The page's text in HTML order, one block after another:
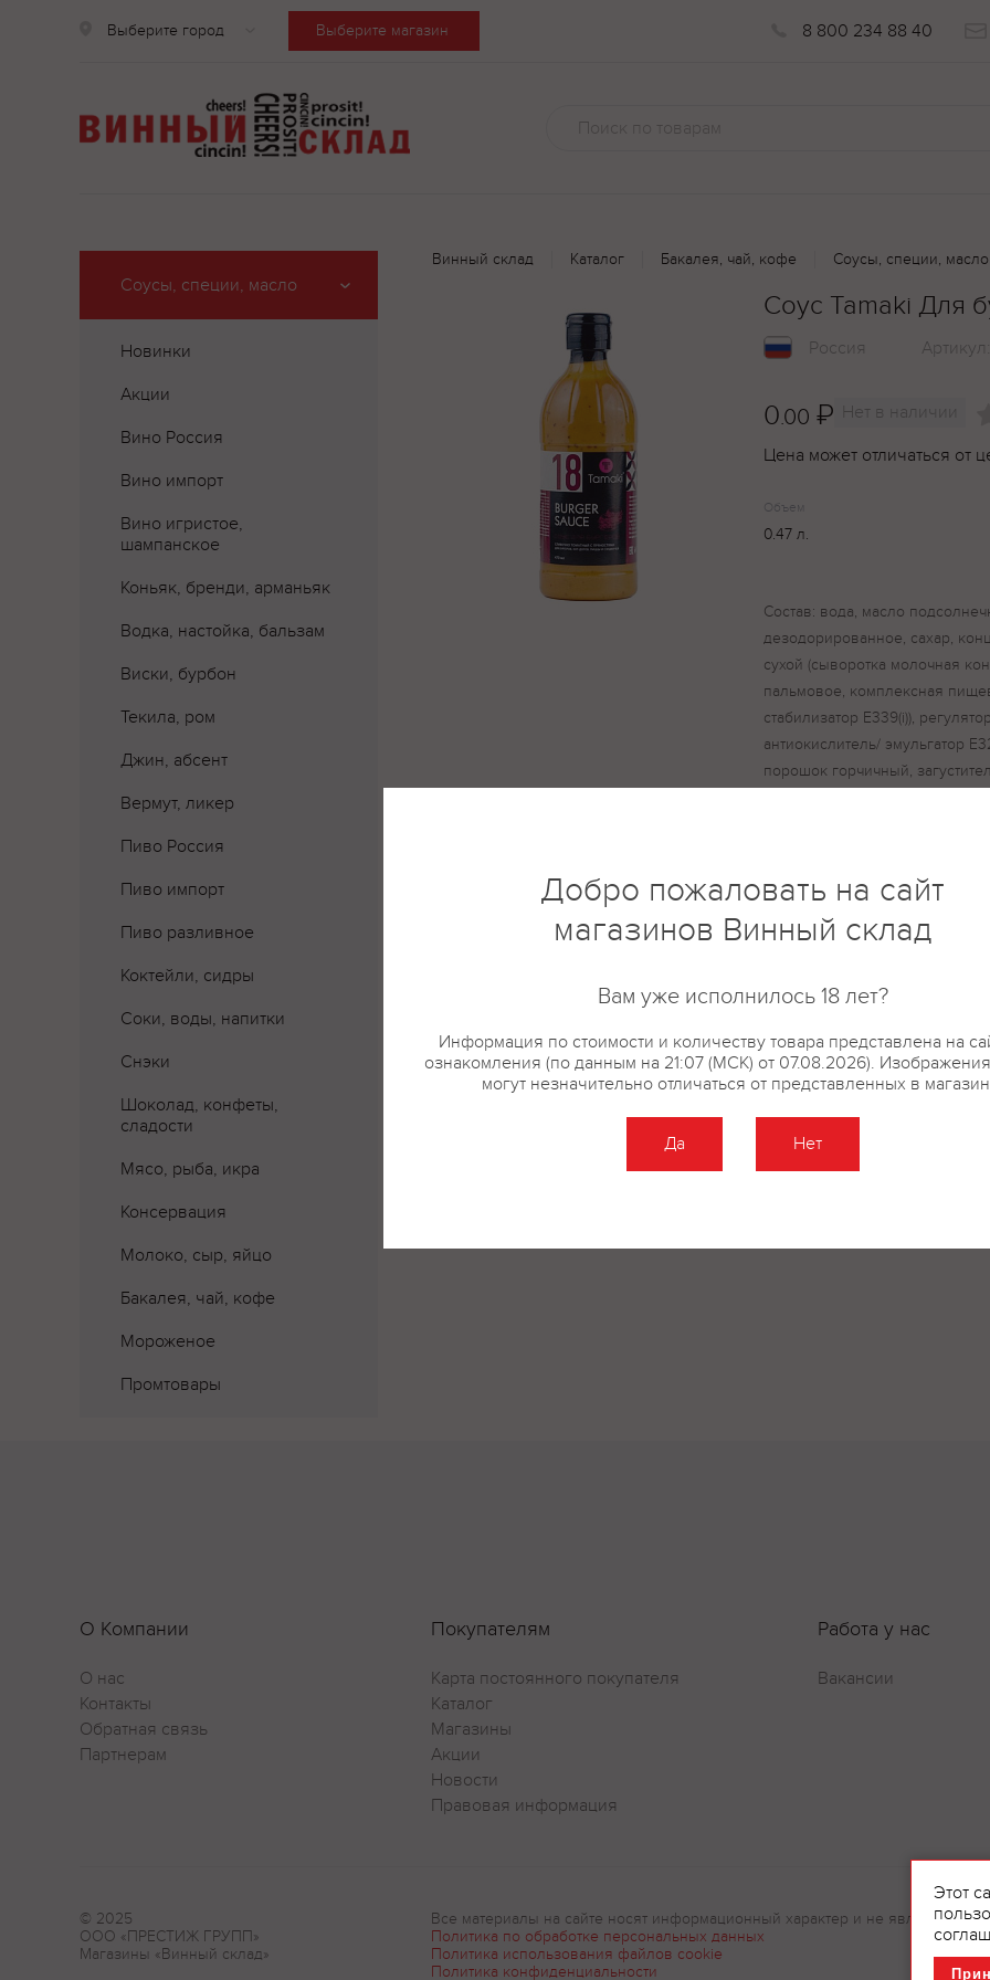
Выберите город Выберите магазин 8 800 234 88 40
Соусы, специи, масло
Новинки
Акции
Вино Россия
Вино импорт
Вино игристое,
шампанское
Коньяк, бренди, арманьяк
Водка, настойка, бальзам
Виски, бурбон
Текила, ром
Джин, абсент
Вермут, ликер
Пиво Россия
Пиво импорт
Пиво разливное
Коктейли, сидры
Соки, воды, напитки
Снэки
Шоколад, конфеты,
сладости
Мясо, рыба, икра
Консервация
Молоко, сыр, яйцо
Бакалея, чай, кофе
Мороженое
Промтовары
Винный склад Каталог Бакалея, чай, кофе Соусы, специи, масло
Соус Tamaki Для
Россия Артикул:
0.00 ₽ Нет в наличии
Цена может отличаться от
Объем
0.47 л.
Состав: вода, масло
дезодорированное, сахар,
сухой (сыворотка молочная
пальмовое, комплексная
стабилизатор Е339(i)),
антиокислитель/ эмульгатор
порошок горчичный,
камедь; паста томатная, семя
молотая, чеснок сушеный
молотый, куркума, орегано,
ферментированный, паприка
кислотности лимонная
краситель Е160a,
комплексная пищевая
полилизин, хлорид натрия),
Описание Отзывы
О Компании
О нас
Контакты
Обратная связь
Партнерам
Покупателям
Карта постоянного покупателя
Каталог
Магазины
Акции
Новости
Правовая информация
Работа у нас
Вакансии
© 2025
ООО «ПРЕСТИЖ ГРУПП»
Магазины «Винный склад»
Все материалы на сайте носят информационный характер и не являются
Политика по обработке персональных данных
Политика использования файлов cookie
Политика конфиденциальности
Этот
Добро пожаловать на сайт
магазинов Винный склад
Вам уже исполнилось 18 лет?
Информация по стоимости и количеству товара представлена на
ознакомления (по данным на 21:07 (МСК) от 07.08.2026).
могут незначительно отличаться от представленных в
Да Нет